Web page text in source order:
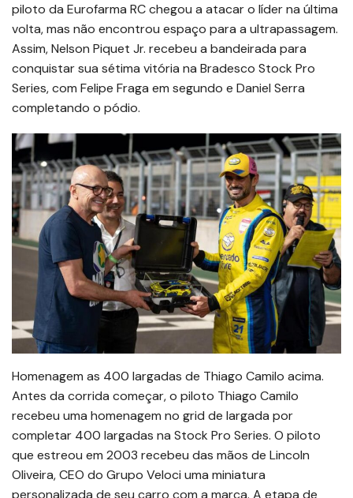
piloto da Eurofarma RC chegou a atacar o líder na última
volta, mas não encontrou espaço para a ultrapassagem.
Assim, Nelson Piquet Jr. recebeu a bandeirada para
conquistar sua sétima vitória na Bradesco Stock Pro
Series, com Felipe Fraga em segundo e Daniel Serra
completando o pódio.
Homenagem as 400 largadas de Thiago Camilo acima.
Antes da corrida começar, o piloto Thiago Camilo
recebeu uma homenagem no grid de largada por
completar 400 largadas na Stock Pro Series. O piloto
que estreou em 2003 recebeu das mãos de Lincoln
Oliveira, CEO do Grupo Veloci uma miniatura